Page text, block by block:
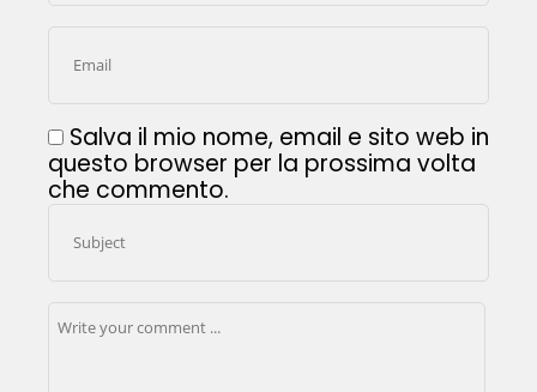
Salva il mio nome, email e sito web in
questo browser per la prossima volta
che commento.